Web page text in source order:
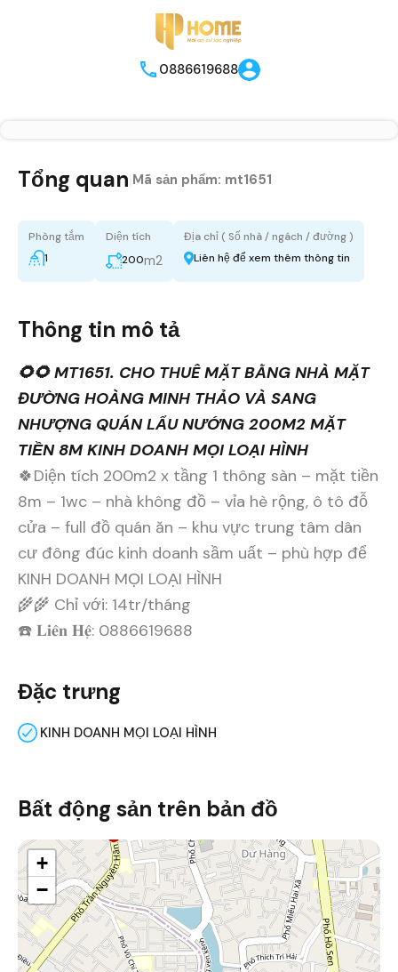
0886619688
Tổng quan Mã sản phẩm: mt1651
Phòng tắm
1
Diện tích
200m2
Địa chỉ ( Số nhà / ngách / đường )
Liên hệ để xem thêm thông tin
Thông tin mô tả
🌻🌻 MT1651. CHO THUÊ MẶT BẰNG NHÀ MẶT
ĐƯỜNG HOÀNG MINH THẢO VÀ SANG
NHƯỢNG QUÁN LẨU NƯỚNG 200M2 MẶT
TIỀN 8M KINH DOANH MỌI LOẠI HÌNH
🍀Diện tích 200m2 x tầng 1 thông sàn – mặt tiền
8m – 1wc – nhà không đồ – vỉa hè rộng, ô tô đỗ
cửa – full đồ quán ăn – khu vực trung tâm dân
cư đông đúc kinh doanh sầm uất – phù hợp để
KINH DOANH MỌI LOẠI HÌNH
🌾🌾 Chỉ với: 14tr/tháng
☎️ 𝐋𝐢𝐞̂𝐧 𝐇𝐞̣̂: 0886619688
Đặc trưng
KINH DOANH MỌI LOẠI HÌNH
Bất động sản trên bản đồ
+
−